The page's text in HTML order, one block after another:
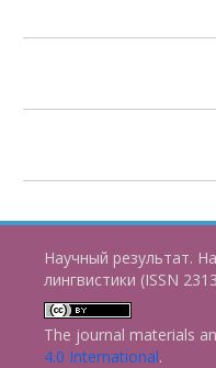
Научный результат.
лингвистики (ISSN
The journal materials
4.0 International.